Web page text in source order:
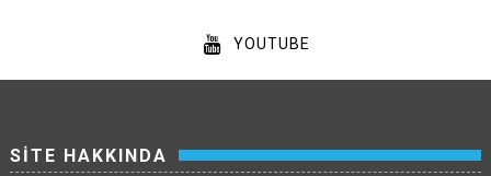
YOUTUBE
SİTE HAKKINDA